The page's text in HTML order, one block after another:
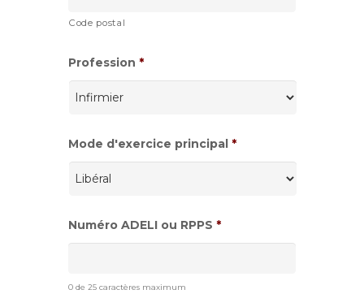
Code postal
Profession *
Mode d'exercice principal *
Numéro ADELI ou RPPS *
0 de 25 caractères maximum